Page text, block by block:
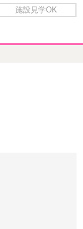
施設見学OK